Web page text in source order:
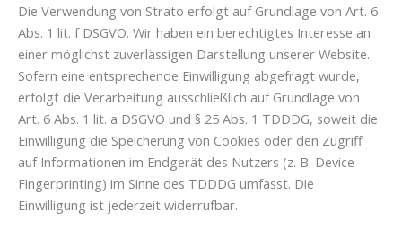
Die Verwendung von Strato erfolgt auf Grundlage von Art. 6
Abs. 1 lit. f DSGVO. Wir haben ein berechtigtes Interesse an
einer möglichst zuverlässigen Darstellung unserer Website.
Sofern eine entsprechende Einwilligung abgefragt wurde,
erfolgt die Verarbeitung ausschließlich auf Grundlage von
Art. 6 Abs. 1 lit. a DSGVO und § 25 Abs. 1 TDDDG, soweit die
Einwilligung die Speicherung von Cookies oder den Zugriff
auf Informationen im Endgerät des Nutzers (z. B. Device-
Fingerprinting) im Sinne des TDDDG umfasst. Die
Einwilligung ist jederzeit widerrufbar.